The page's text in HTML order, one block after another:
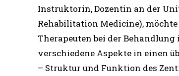
Instruktorin, Dozentin an der
Rehabilitation Medicine),
Therapeuten bei der
verschiedene Aspekte in einen
– Struktur und Funktion des